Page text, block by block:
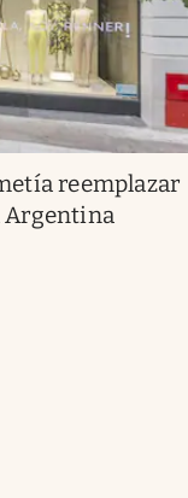
reemplazar
Argentina